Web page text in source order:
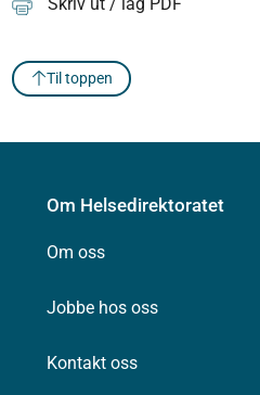
Til toppen
Om Helsedirektoratet
Om oss
Jobbe hos oss
Kontakt oss